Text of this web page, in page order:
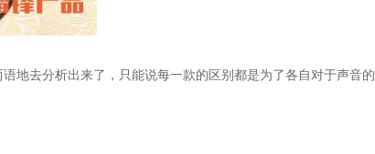
地去分析出来了，只能说每一款的区别都是为了各自对于声音的